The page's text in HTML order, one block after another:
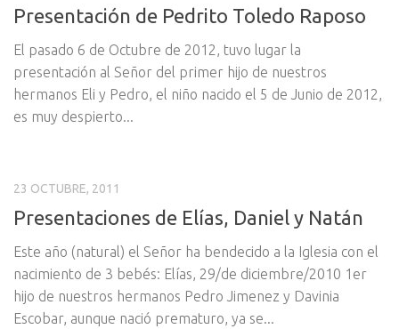
Presentación de Pedrito Toledo Raposo
El pasado 6 de Octubre de 2012, tuvo lugar la
presentación al Señor del primer hijo de nuestros
hermanos Eli y Pedro, el niño nacido el 5 de Junio de 2012,
es muy despierto...
23 OCTUBRE, 2011
Presentaciones de Elías, Daniel y Natán
Este año (natural) el Señor ha bendecido a la Iglesia con el
nacimiento de 3 bebés: Elías, 29/de diciembre/2010 1er
hijo de nuestros hermanos Pedro Jimenez y Davinia
Escobar, aunque nació prematuro, ya se...